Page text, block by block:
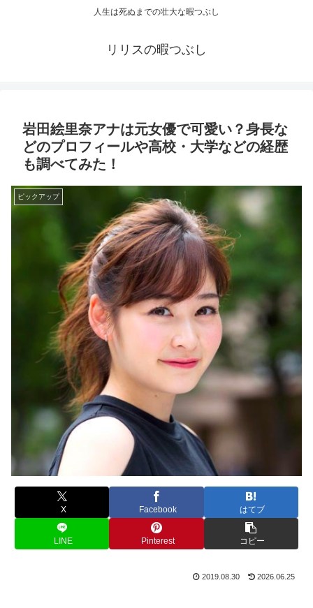
人生は死ぬまでの壮大な暇つぶし
リリスの暇つぶし
岩田絵里奈アナは元女優で可愛い？身長な
どのプロフィールや高校・大学などの経歴
も調べてみた！
ピックアップ
X Facebook はてブ
LINE Pinterest コピー
2019.08.30 2026.06.25